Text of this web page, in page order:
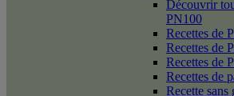
Découvrir
PN100
Recettes de
Recettes de
Recettes de
Recettes de
Recette sans